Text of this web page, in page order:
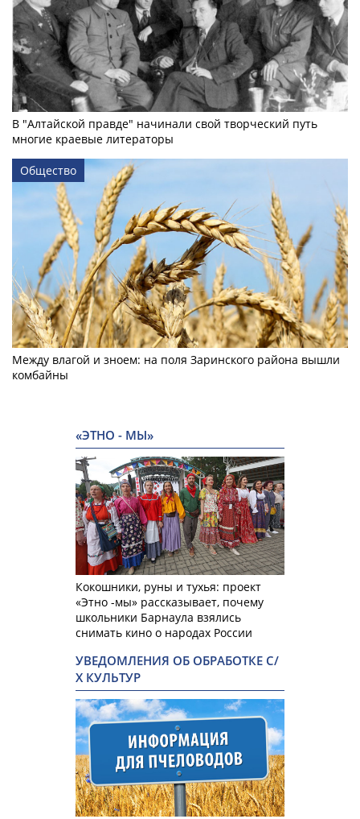
В "Алтайской правде" начинали свой творческий путь
многие краевые литераторы
Общество
Между влагой и зноем: на поля Заринского района вышли
комбайны
«ЭТНО - МЫ»
Кокошники, руны и тухья: проект
«Этно -мы» рассказывает, почему
школьники Барнаула взялись
снимать кино о народах России
УВЕДОМЛЕНИЯ ОБ ОБРАБОТКЕ С/
Х КУЛЬТУР